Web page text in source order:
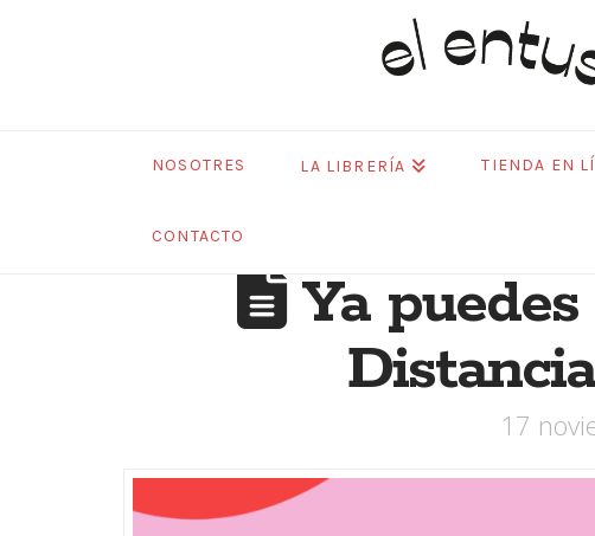
Libros
NOSOTRES LA LIBRERÍA TIENDA EN
CONTACTO
Ya puedes
17